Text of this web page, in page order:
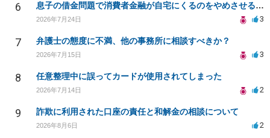
6 息子の借金問題で消費者金融が自宅にくるのをやめさせる方法はないですか？
2026年7月24日 3
7 弁護士の態度に不満、他の事務所に相談すべきか？
2026年7月15日 3
8 任意整理中に誤ってカードが使用されてしまった
2026年7月14日 2
9 詐欺に利用された口座の責任と和解金の相談について
2026年8月6日 2